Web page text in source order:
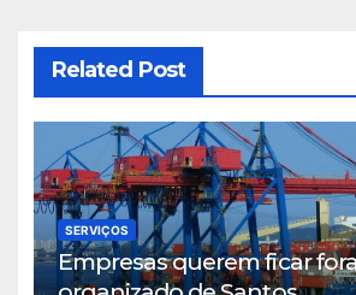
Related Post
SERVIÇOS
Empresas querem ficar